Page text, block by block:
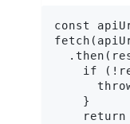
const
if
    }
return